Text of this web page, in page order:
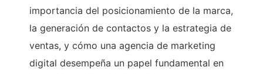
importancia del posicionamiento de la marca,
la generación de contactos y la estrategia de
ventas, y cómo una agencia de marketing
digital desempeña un papel fundamental en